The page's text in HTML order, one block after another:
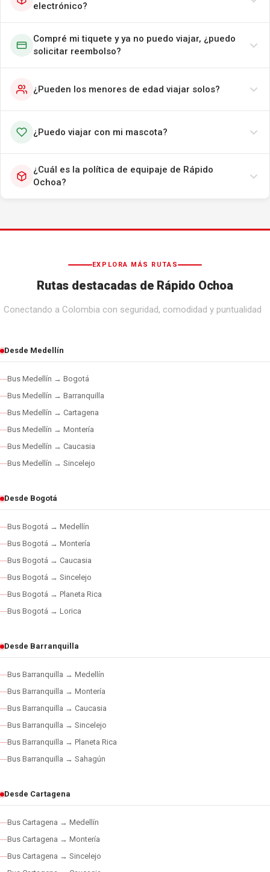
electrónico?
Compré mi tiquete y ya no puedo viajar, ¿puedo
solicitar reembolso?
¿Pueden los menores de edad viajar solos?
¿Puedo viajar con mi mascota?
¿Cuál es la política de equipaje de Rápido
Ochoa?
EXPLORA MÁS RUTAS
Rutas destacadas de Rápido Ochoa
Conectando a Colombia con seguridad, comodidad y puntualidad
Desde Medellín
Bus Medellín → Bogotá
Bus Medellín → Barranquilla
Bus Medellín → Cartagena
Bus Medellín → Montería
Bus Medellín → Caucasia
Bus Medellín → Sincelejo
Desde Bogotá
Bus Bogotá → Medellín
Bus Bogotá → Montería
Bus Bogotá → Caucasia
Bus Bogotá → Sincelejo
Bus Bogotá → Planeta Rica
Bus Bogotá → Lorica
Desde Barranquilla
Bus Barranquilla → Medellín
Bus Barranquilla → Montería
Bus Barranquilla → Caucasia
Bus Barranquilla → Sincelejo
Bus Barranquilla → Planeta Rica
Bus Barranquilla → Sahagún
Desde Cartagena
Bus Cartagena → Medellín
Bus Cartagena → Montería
Bus Cartagena → Sincelejo